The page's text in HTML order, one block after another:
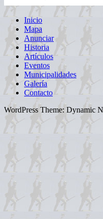
Inicio
Mapa
Anunciar
Historia
Artículos
Eventos
Municipalidades
Galería
Contacto
WordPress Theme: Dynamic